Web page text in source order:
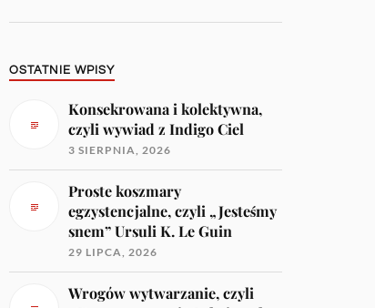
OSTATNIE WPISY
Konsekrowana i kolektywna,
czyli wywiad z Indigo Ciel
3 SIERPNIA, 2026
Proste koszmary
egzystencjalne, czyli „Jesteśmy
snem” Ursuli K. Le Guin
29 LIPCA, 2026
Wrogów wytwarzanie, czyli